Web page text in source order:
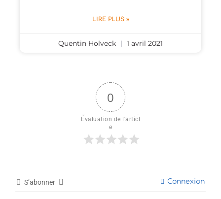
LIRE PLUS »
Quentin Holveck 1 avril 2021
0
Évaluation de l'articl
e
S’abonner Connexion